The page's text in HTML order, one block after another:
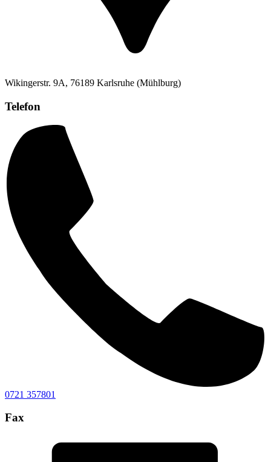
Wikingerstr. 9A, 76189 Karlsruhe (Mühlburg)
Telefon
0721 357801
Fax